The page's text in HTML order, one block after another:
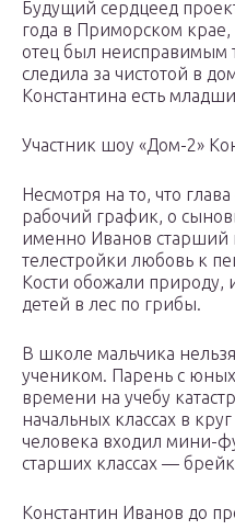
Будущий сердцеед
года в Приморском крае,
отец был неисправимым
следила за чистотой в
Константина есть
Участник шоу «Дом-2»
Несмотря на то, что
рабочий график, о
именно Иванов старший
телестройки любовь к
Кости обожали природу,
детей в лес по грибы.
В школе мальчика
учеником. Парень с юных
времени на учебу
начальных классах в
человека входил мини-
старших классах —
Константин Иванов до